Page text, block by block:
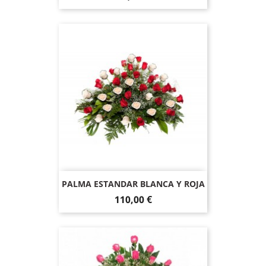
PALMA ESTANDAR BLANCA Y ROJA
110,00 €